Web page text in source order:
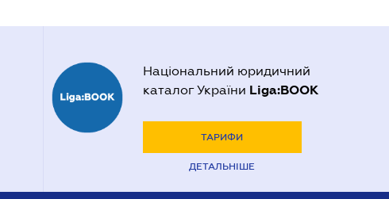
Національний юридичний
каталог України Liga:BOOK
ТАРИФИ
ДЕТАЛЬНІШЕ